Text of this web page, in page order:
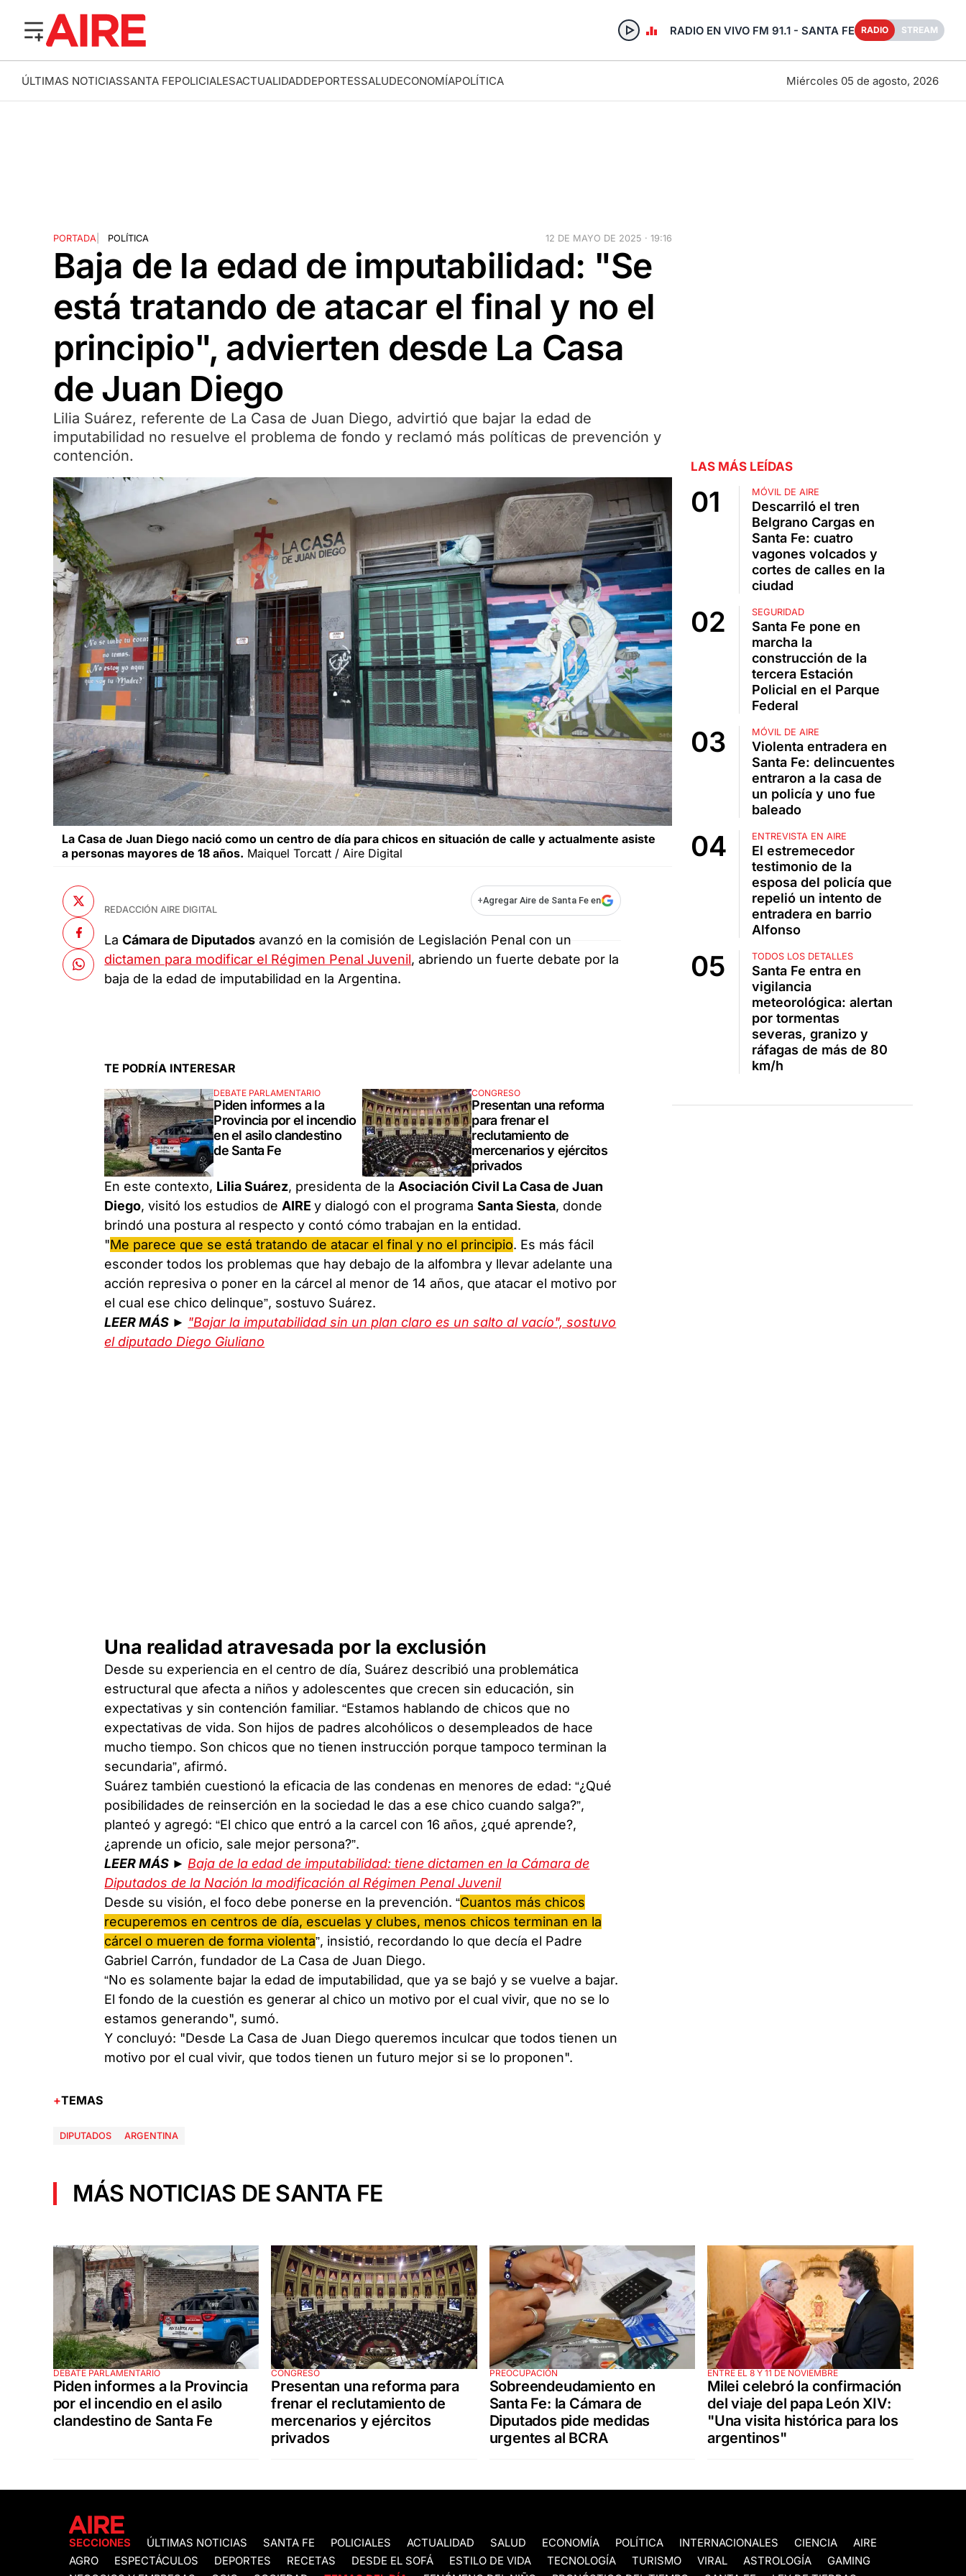
RADIO EN VIVO FM 91.1 - SANTA FE RADIO STREAM
ÚLTIMAS NOTICIASSANTA FEPOLICIALESACTUALIDADDEPORTESSALUDECONOMÍAPOLÍTICA Miércoles 05 de agosto, 2026
PORTADA| POLÍTICA 12 DE MAYO DE 2025 · 19:16
Baja de la edad de imputabilidad: "Se
está tratando de atacar el final y no el
principio", advierten desde La Casa
de Juan Diego
Lilia Suárez, referente de La Casa de Juan Diego, advirtió que bajar la edad de
imputabilidad no resuelve el problema de fondo y reclamó más políticas de prevención y
contención.
La Casa de Juan Diego nació como un centro de día para chicos en situación de calle y actualmente asiste
a personas mayores de 18 años. Maiquel Torcatt / Aire Digital
REDACCIÓN AIRE DIGITAL
+Agregar Aire de Santa Fe en
LaCámara de Diputados avanzó en la comisión de Legislación Penal con un
dictamen para modificar el Régimen Penal Juvenil, abriendo un fuerte debate por la
baja de la edad de imputabilidad en la Argentina.
TE PODRÍA INTERESAR
DEBATE PARLAMENTARIO
Piden informes a la
Provincia por el incendio
en el asilo clandestino
de Santa Fe
CONGRESO
Presentan una reforma
para frenar el
reclutamiento de
mercenarios y ejércitos
privados
En este contexto, Lilia Suárez, presidenta de la Asociación Civil La Casa de Juan
Diego, visitó los estudios de AIREy dialogó con el programaSanta Siesta, donde
brindó una postura al respecto y contó cómo trabajan en la entidad.
"Me parece que se está tratando de atacar el final y no el principio. Es más fácil
esconder todos los problemas que hay debajo de la alfombra y llevar adelante una
acción represiva o poner en la cárcel al menor de 14 años, que atacar el motivo por
el cual ese chico delinque”, sostuvo Suárez.
LEER MÁS ► "Bajar la imputabilidad sin un plan claro es un salto al vacío", sostuvo
el diputado Diego Giuliano
Una realidad atravesada por la exclusión
Desde su experiencia en el centro de día, Suárez describió una problemática
estructural que afecta a niños y adolescentes que crecen sin educación, sin
expectativas y sin contención familiar. “Estamos hablando de chicos que no
expectativas de vida. Son hijos de padres alcohólicos o desempleados de hace
mucho tiempo. Son chicos que no tienen instrucción porque tampoco terminan la
secundaria”, afirmó.
Suárez también cuestionó la eficacia de las condenas en menores de edad: “¿Qué
posibilidades de reinserción en la sociedad le das a ese chico cuando salga?”,
planteó y agregó: “El chico que entró a la carcel con 16 años, ¿qué aprende?,
¿aprende un oficio, sale mejor persona?”.
LEER MÁS ► Baja de la edad de imputabilidad: tiene dictamen en la Cámara de
Diputados de la Nación la modificación al Régimen Penal Juvenil
Desde su visión, el foco debe ponerse en la prevención. “Cuantos más chicos
recuperemos en centros de día, escuelas y clubes, menos chicos terminan en la
cárcel o mueren de forma violenta”, insistió, recordando lo que decía el Padre
Gabriel Carrón, fundador de La Casa de Juan Diego.
“No es solamente bajar la edad de imputabilidad, que ya se bajó y se vuelve a bajar.
El fondo de la cuestión es generar al chico un motivo por el cual vivir, que no se lo
estamos generando", sumó.
Y concluyó: "Desde La Casa de Juan Diego queremos inculcar que todos tienen un
motivo por el cual vivir, que todos tienen un futuro mejor si se lo proponen".
LAS MÁS LEÍDAS
MÓVIL DE AIRE
Descarriló el tren
Belgrano Cargas en
Santa Fe: cuatro
vagones volcados y
cortes de calles en la
ciudad
SEGURIDAD
Santa Fe pone en
marcha la
construcción de la
tercera Estación
Policial en el Parque
Federal
MÓVIL DE AIRE
Violenta entradera en
Santa Fe: delincuentes
entraron a la casa de
un policía y uno fue
baleado
ENTREVISTA EN AIRE
El estremecedor
testimonio de la
esposa del policía que
repelió un intento de
entradera en barrio
Alfonso
TODOS LOS DETALLES
Santa Fe entra en
vigilancia
meteorológica: alertan
por tormentas
severas, granizo y
ráfagas de más de 80
km/h
TEMAS
DIPUTADOS ARGENTINA
MÁS NOTICIAS DE SANTA FE
DEBATE PARLAMENTARIO
Piden informes a la Provincia
por el incendio en el asilo
clandestino de Santa Fe
CONGRESO
Presentan una reforma para
frenar el reclutamiento de
mercenarios y ejércitos
privados
PREOCUPACIÓN
Sobreendeudamiento en
Santa Fe: la Cámara de
Diputados pide medidas
urgentes al BCRA
ENTRE EL 8 Y 11 DE NOVIEMBRE
Milei celebró la confirmación
del viaje del papa León XIV:
"Una visita histórica para los
argentinos"
SECCIONES ÚLTIMAS NOTICIAS SANTA FE POLICIALES ACTUALIDAD SALUD ECONOMÍA POLÍTICA INTERNACIONALES CIENCIA
AIRE
AGRO
ESPECTÁCULOS DEPORTES RECETAS DESDE EL SOFÁ ESTILO DE VIDA TECNOLOGÍA TURISMO VIRAL ASTROLOGÍA
GAMING